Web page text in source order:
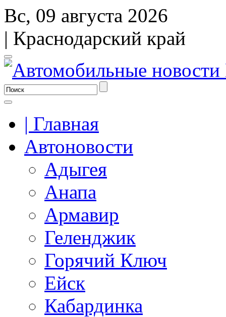
Вс, 09 августа 2026
| Краснодарский край
| Главная
Автоновости
Адыгея
Анапа
Армавир
Геленджик
Горячий Ключ
Ейск
Кабардинка